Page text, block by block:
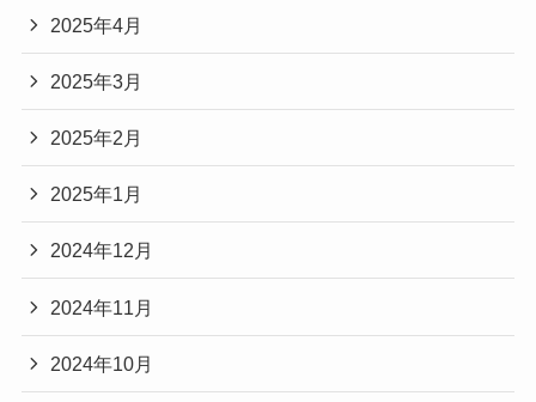
2025年4月
2025年3月
2025年2月
2025年1月
2024年12月
2024年11月
2024年10月